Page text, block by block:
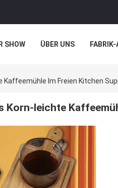
SHOW ÜBER UNS
Kaffeemühle Im Freien Kitchen
Korn-leichte